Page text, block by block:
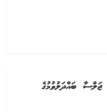
އަހަރުގެ 45 ވަނަ ޖަލްސާ ބައްދަލުވުމުގެ